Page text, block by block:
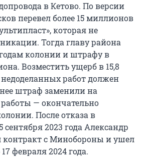
в Кетово. По версии
перевел более 15 миллионов
которая не
Тогда главу района
колонии и штрафу в
Возместить ущерб в 15,8
работ должен
штраф заменили на
— окончательно
После отказа в
2023 года Александр
контракт с Минобороны и ушел
февраля 2024 года.